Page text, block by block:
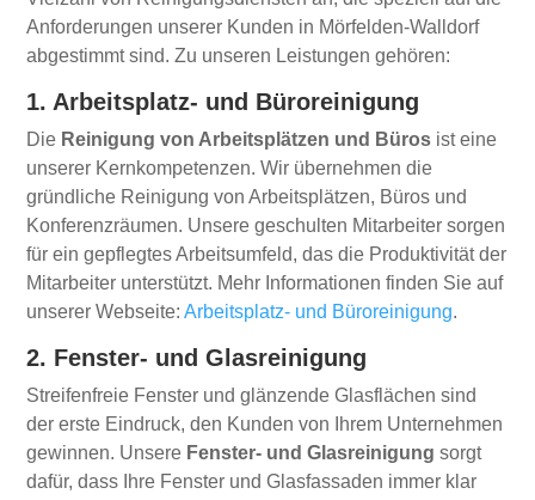
Anforderungen unserer Kunden in Mörfelden-Walldorf
abgestimmt sind. Zu unseren Leistungen gehören:
1. Arbeitsplatz- und Büroreinigung
Die Reinigung von Arbeitsplätzen und Büros ist eine
unserer Kernkompetenzen. Wir übernehmen die
gründliche Reinigung von Arbeitsplätzen, Büros und
Konferenzräumen. Unsere geschulten Mitarbeiter sorgen
für ein gepflegtes Arbeitsumfeld, das die Produktivität der
Mitarbeiter unterstützt. Mehr Informationen finden Sie auf
unserer Webseite:Arbeitsplatz- und Büroreinigung.
2. Fenster- und Glasreinigung
Streifenfreie Fenster und glänzende Glasflächen sind
der erste Eindruck, den Kunden von Ihrem Unternehmen
gewinnen. Unsere Fenster- und Glasreinigung sorgt
dafür, dass Ihre Fenster und Glasfassaden immer klar